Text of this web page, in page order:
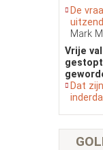
De
Mark
Vrije
Dat